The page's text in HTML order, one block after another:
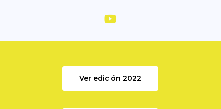
Ver edición 2022